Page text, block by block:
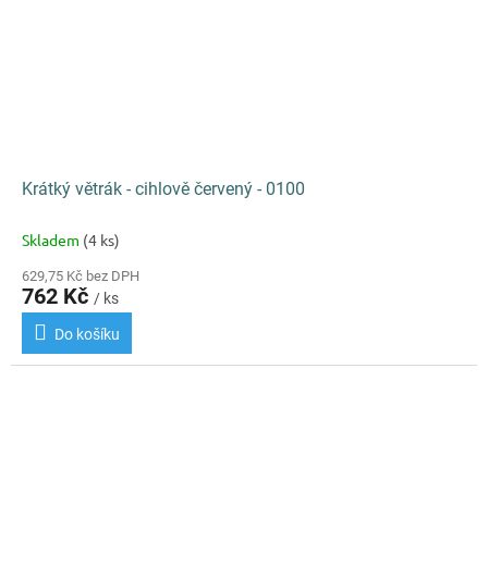
Krátký větrák - cihlově červený - 0100
Skladem (4 ks)
629,75 Kč bez DPH
762 Kč / ks
Do košíku